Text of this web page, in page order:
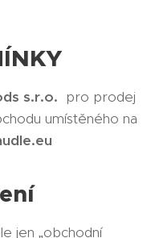
s.r.o. pro prodej
umístěného na
jen „obchodní